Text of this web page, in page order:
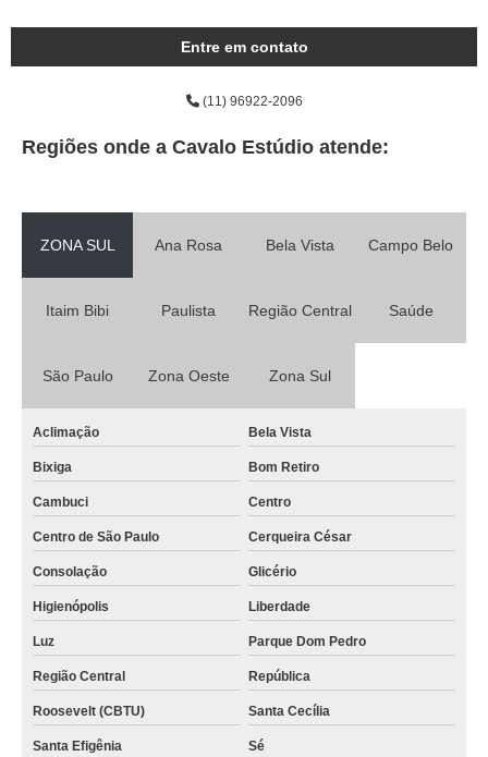
Entre em contato
(11) 96922-2096
Regiões onde a Cavalo Estúdio atende:
ZONA SUL Ana Rosa Bela Vista Campo Belo
Itaim Bibi Paulista Região Central Saúde
São Paulo Zona Oeste Zona Sul
Aclimação Bela Vista
Bixiga Bom Retiro
Cambuci Centro
Centro de São Paulo Cerqueira César
Consolação Glicério
Higienópolis Liberdade
Luz Parque Dom Pedro
Região Central República
Roosevelt (CBTU) Santa Cecília
Santa Efigênia Sé